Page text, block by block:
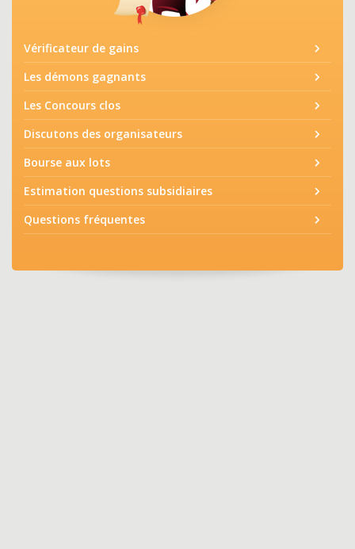
Vérificateur de gains
Les démons gagnants
Les Concours clos
Discutons des organisateurs
Bourse aux lots
Estimation questions subsidiaires
Questions fréquentes